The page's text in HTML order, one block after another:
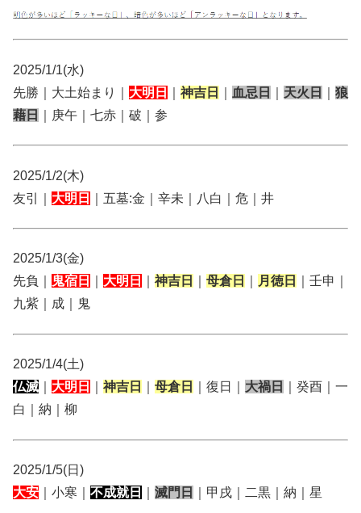
2025/1/1(水)
先勝｜大土始まり｜ 大明日 神吉日 血忌日 天火日
狼
藉日
｜庚午｜七赤｜破｜参
2025/1/2(木)
友引｜ 大明日 ｜五墓:金｜辛未｜八白｜危｜井
2025/1/3(金)
先負｜
鬼宿日 大明日 神吉日 母倉日 月徳日
｜壬申｜
九紫｜成｜鬼
2025/1/4(土)
仏滅
大明日 神吉日 母倉日 ｜復日｜ 大禍日
｜癸酉｜一
白｜納｜柳
2025/1/5(日)
大安 ｜小寒｜ 不成就日 滅門日 ｜甲戌｜二黒｜納｜星